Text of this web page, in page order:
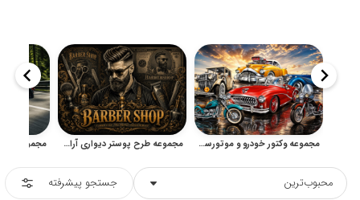
مجموعه وکتور خودرو و موتورسیکلت کلاسیک برای طراحی و دکور مجموعه طرح پوستر دیواری آرایشگاه مردانه با سبک وینتیج
محبوب‌ترین جستجو پیشرفته